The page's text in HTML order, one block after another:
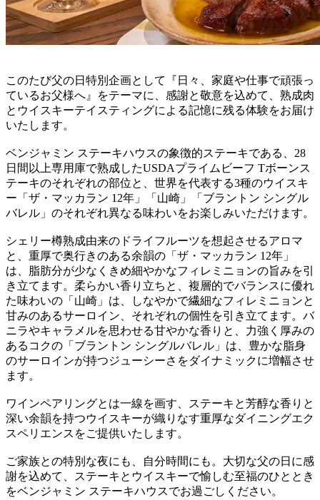
このたび父の日特別企画として『日々、家庭や仕事で頑張っ
ているお父様へ』をテーマに、感謝と敬意を込めて、熟成肉
とウイスキーテイスティングによる記憶に残る体験をお届け
いたします。
ベンジャミン ステーキハウスの象徴的ステーキである、28
日間以上専用庫で熟成したUSDAプライムビーフ Tボーンス
テーキのそれぞれの部位と、世界を代表する3種のウイスキ
ー「ザ・マッカラン 12年」「山崎」「ブラントン シングル
バレル」のそれぞれ異なる味わいをお楽しみいただけます。
シェリー樽熟成由来のドライフルーツを想起させるアロマ
と、重厚で奥行きのある余韻の「ザ・マッカラン 12年」
は、脂肪分が少なくきめ細やかなフィレミニョンの旨みを引
き立てます。柔らかい香り立ちと、複層的でバランスに優れ
た味わいの「山崎」は、しなやかで繊細なフィレミニョンと
甘みのあるサーロイン、それぞれの個性を引き立てます。バ
ニラやキャラメルを思わせる甘やかな香りと、力強く厚みの
あるコクの「ブラントン シングルバレル」は、豊かな脂身
のサーロインが持つジューシーさをダイナミックに増幅させ
ます。
ワインペアリングとは一線を画す、ステーキと芳醇な香りと
深い余韻を持つウイスキーが織りなす重厚なダイニングエク
スペリエンスをご提供いたします。
ご家族との特別な夜にも、自分時間にも。大切な父の日に感
謝を込めて、ステーキとウイスキーで愉しむ至福のひととき
をベンジャミン ステーキハウスでお過ごしください。